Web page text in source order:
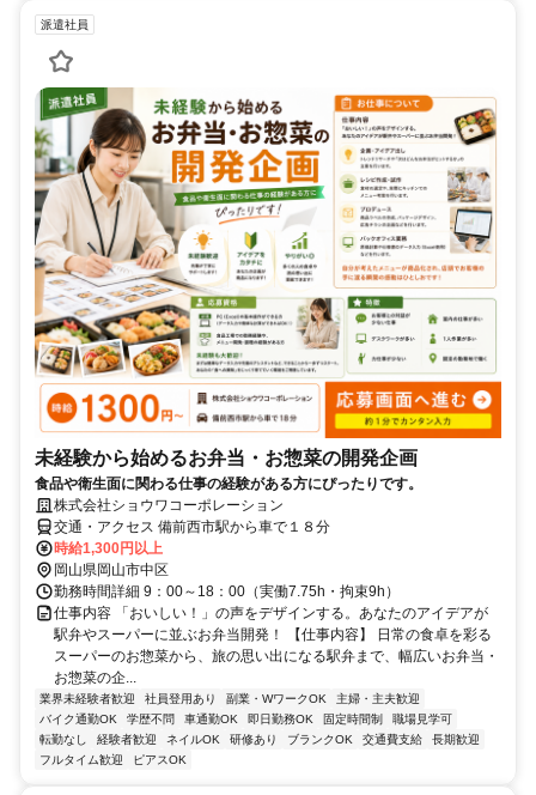
派遣社員
未経験から始めるお弁当・お惣菜の開発企画
食品や衛生面に関わる仕事の経験がある方にぴったりです。
株式会社ショウワコーポレーション
交通・アクセス 備前西市駅から車で１８分
時給1,300円以上
岡山県岡山市中区
勤務時間詳細 9：00～18：00（実働7.75h・拘束9h）
仕事内容 「おいしい！」の声をデザインする。あなたのアイデアが
駅弁やスーパーに並ぶお弁当開発！ 【仕事内容】 日常の食卓を彩る
スーパーのお惣菜から、旅の思い出になる駅弁まで、幅広いお弁当・
お惣菜の企...
業界未経験者歓迎 社員登用あり 副業・WワークOK
主婦・主夫歓迎
バイク通勤OK
学歴不問 車通勤OK 即日勤務OK 固定時間制
職場見学可
転勤なし
経験者歓迎 ネイルOK 研修あり ブランクOK 交通費支給
長期歓迎
フルタイム歓迎
ピアスOK